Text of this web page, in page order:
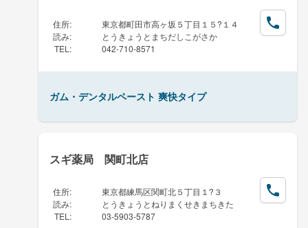
住所:
東京都町田市高ヶ坂５丁目１５?１４
読み:
とうきょうとまちだしこがさか
TEL : 042-710-8571
ガム・デンタルペースト 爽快タイプ
スギ薬局 関町北店
住所:
東京都練馬区関町北５丁目１?３
読み:
とうきょうとねりまくせきまちきた
TEL : 03-5903-5787